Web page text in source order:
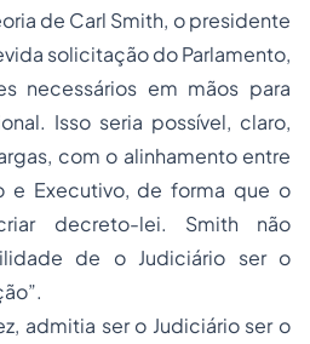
de Carl Smith, o presidente
solicitação do Parlamento,
necessários em mãos para
Isso seria possível, claro,
com o alinhamento entre
e Executivo, de forma que o
decreto-lei. Smith não
de o Judiciário ser o
admitia ser o Judiciário ser o